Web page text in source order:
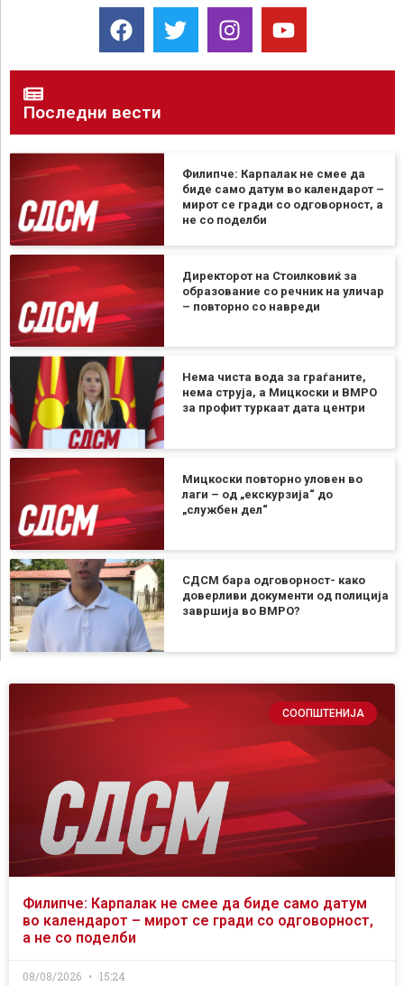
Последни вести
Филипче: Карпалак не смее да
биде само датум во календарот –
мирот се гради со одговорност, а
не со поделби
Директорот на Стоилковиќ за
образование со речник на уличар
– повторно со навреди
Нема чиста вода за граѓаните,
нема струја, а Мицкоски и ВМРО
за профит туркаат дата центри
Мицкоски повторно уловен во
лаги – од „екскурзија“ до
„службен дел“
СДСМ бара одговорност- како
доверливи документи од полиција
завршија во ВМРО?
СООПШТЕНИЈА
Филипче: Карпалак не смее да биде само датум
во календарот – мирот се гради со одговорност,
а не со поделби
08/08/2026 15:24